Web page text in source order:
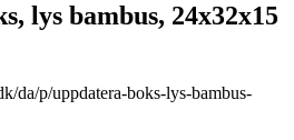
lys bambus, 24x32x15
da/p/uppdatera-boks-lys-bambus-